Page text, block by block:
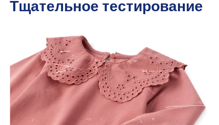
Тщательное тестирование